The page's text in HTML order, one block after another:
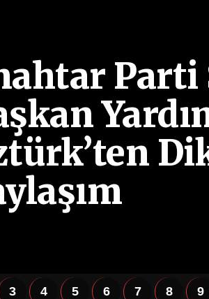
Parti
3 4 5 6 7 8 9